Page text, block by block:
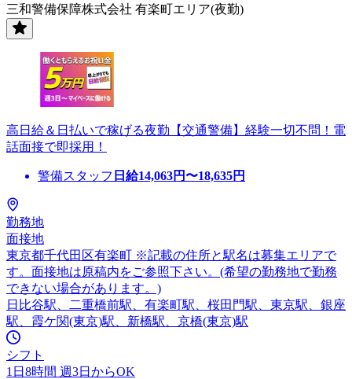
三和警備保障株式会社 有楽町エリア(夜勤)
高日給＆日払いで稼げる夜勤【交通警備】経験一切不問！電
話面接で即採用！
警備スタッフ 日給14,063円〜18,635円
勤務地
面接地
東京都千代田区有楽町 ※記載の住所と駅名は募集エリアで
す。面接地は原稿内をご参照下さい。(希望の勤務地で勤務
できない場合があります。)
日比谷駅、二重橋前駅、有楽町駅、桜田門駅、東京駅、銀座
駅、霞ケ関(東京)駅、新橋駅、京橋(東京)駅
シフト
1日8時間 週3日からOK